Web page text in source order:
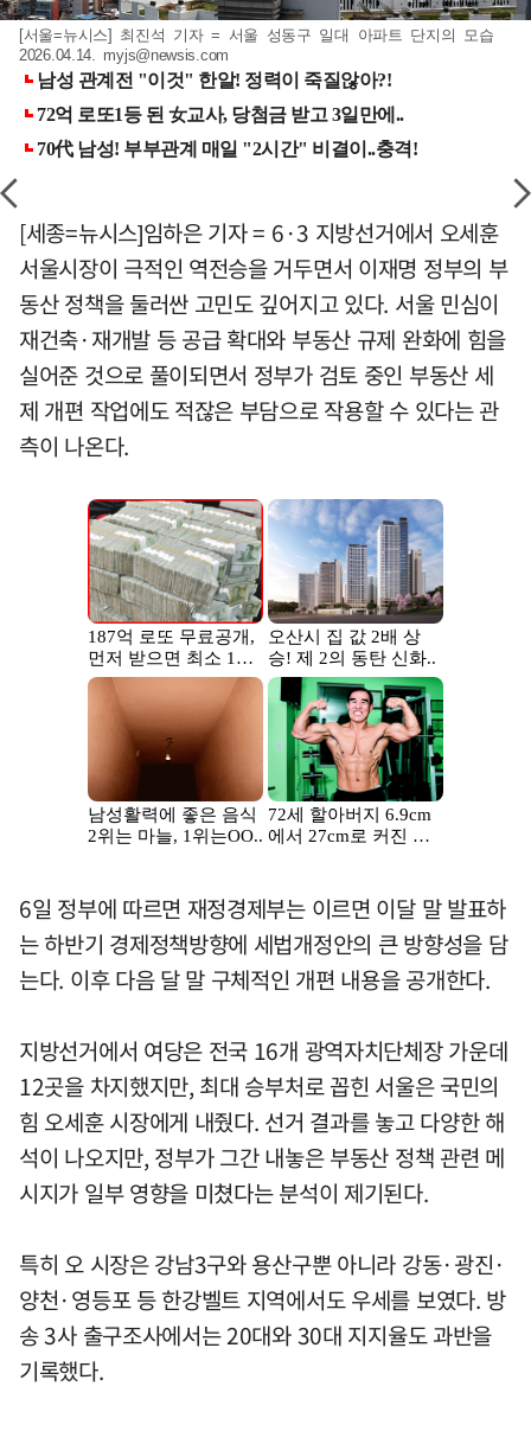
[서울=뉴시스] 최진석 기자 = 서울 성동구 일대 아파트 단지의 모습
2026.04.14. myjs@newsis.com
[세종=뉴시스]임하은 기자 = 6·3 지방선거에서 오세훈
서울시장이 극적인 역전승을 거두면서 이재명 정부의 부
동산 정책을 둘러싼 고민도 깊어지고 있다. 서울 민심이
재건축·재개발 등 공급 확대와 부동산 규제 완화에 힘을
실어준 것으로 풀이되면서 정부가 검토 중인 부동산 세
제 개편 작업에도 적잖은 부담으로 작용할 수 있다는 관
측이 나온다.
6일 정부에 따르면 재정경제부는 이르면 이달 말 발표하
는 하반기 경제정책방향에 세법개정안의 큰 방향성을 담
는다. 이후 다음 달 말 구체적인 개편 내용을 공개한다.
지방선거에서 여당은 전국 16개 광역자치단체장 가운데
12곳을 차지했지만, 최대 승부처로 꼽힌 서울은 국민의
힘 오세훈 시장에게 내줬다. 선거 결과를 놓고 다양한 해
석이 나오지만, 정부가 그간 내놓은 부동산 정책 관련 메
시지가 일부 영향을 미쳤다는 분석이 제기된다.
특히 오 시장은 강남3구와 용산구뿐 아니라 강동·광진·
양천·영등포 등 한강벨트 지역에서도 우세를 보였다. 방
송 3사 출구조사에서는 20대와 30대 지지율도 과반을
기록했다.